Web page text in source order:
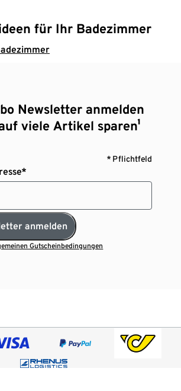
für Ihr Badezimmer
Newsletter anmelden
viele Artikel sparen¹
* Pflichtfeld
anmelden
Gutscheinbedingungen